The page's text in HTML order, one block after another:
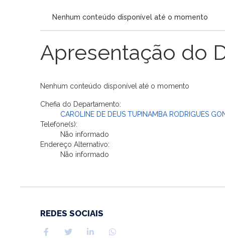
Nenhum conteúdo disponível até o momento
Apresentação do
Nenhum conteúdo disponível até o momento
Chefia do Departamento:
CAROLINE DE DEUS TUPINAMBA RODRIGUES
Telefone(s):
Não informado
Endereço Alternativo:
Não informado
REDES SOCIAIS